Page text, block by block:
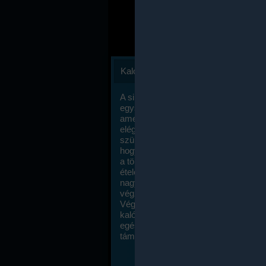
Kalóriaszámlálás
A sikeres fogyás titka valójában igen
egyszerű: égess több energiát, mint
amennyit beviszel. Természetesen
elég nagy fegyelemre és akaraterőre
szükség, de meglepődve fogod
hogy a kalóriaszámolás mennyire
a többi diétához képest. Itt nincsenek
ételek és a megengedett kalóriabevitelt
nagymértékben növelheted ha
végzel.
Végül, de nem utolsó sorban, a
kalóriaszámolás módszerét a legtöbb
egészségügyi szakorvos ajánlja és
támogatja.